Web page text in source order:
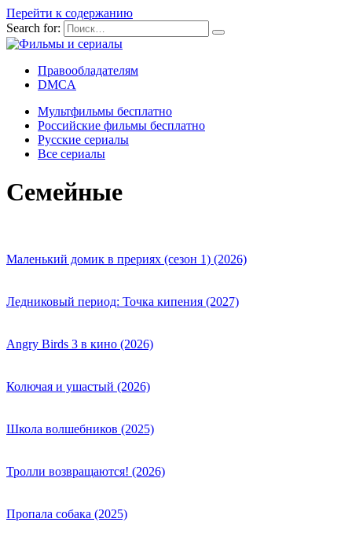
Перейти к содержанию
Search for:
Правообладателям
DMCA
Мультфильмы бесплатно
Российские фильмы бесплатно
Русские сериалы
Все сериалы
Семейные
Маленький домик в прериях (сезон 1) (2026)
Ледниковый период: Точка кипения (2027)
Angry Birds 3 в кино (2026)
Колючая и ушастый (2026)
Школа волшебников (2025)
Тролли возвращаются! (2026)
Пропала собака (2025)